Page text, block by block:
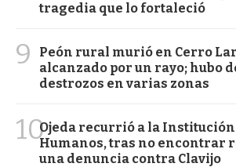
tragedia que lo fortaleció
9
Peón rural murió en Cerro
alcanzado por un rayo; hubo
destrozos en varias zonas
10Ojeda recurrió a la Institución
Humanos, tras no encontrar
una denuncia contra Clavijo